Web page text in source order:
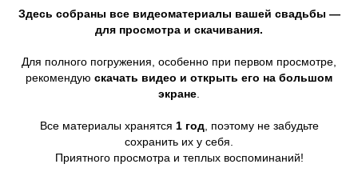
Здесь собраны все видеоматериалы вашей свадьбы —
для просмотра и скачивания.
Для полного погружения, особенно при первом просмотре,
рекомендую скачать видео и открыть его на большом
экране
Все материалы хранятся 1 год, поэтому не забудьте
сохранить их у себя.
Приятного просмотра и теплых воспоминаний!